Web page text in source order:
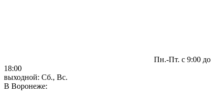
Пн.-Пт. с 9:00 до
18:00
выходной: Сб., Вс.
В Воронеже: